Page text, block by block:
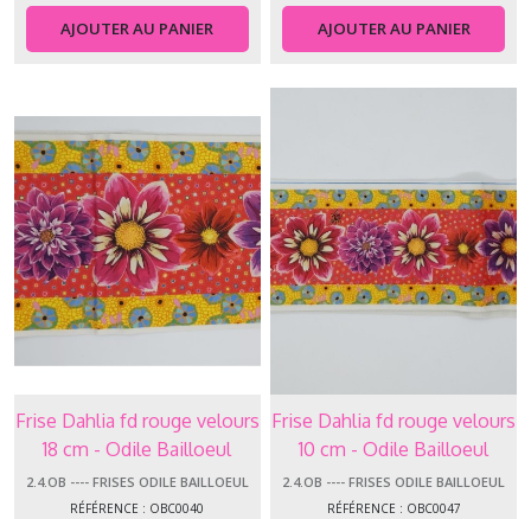
AJOUTER AU PANIER AJOUTER AU PANIER
Frise Dahlia fd rouge velours
18 cm - Odile Bailloeul
2.4.OB ---- FRISES ODILE BAILLOEUL
RÉFÉRENCE : OBC0040
Frise Dahlia fd rouge velours
10 cm - Odile Bailloeul
2.4.OB ---- FRISES ODILE BAILLOEUL
RÉFÉRENCE : OBC0047
Afficher